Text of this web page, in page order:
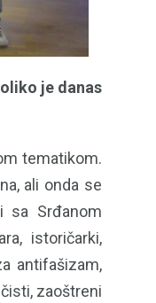
je danas
tematikom.
ali onda se
sa Srđanom
istoričarki,
antifašizam,
zaoštreni